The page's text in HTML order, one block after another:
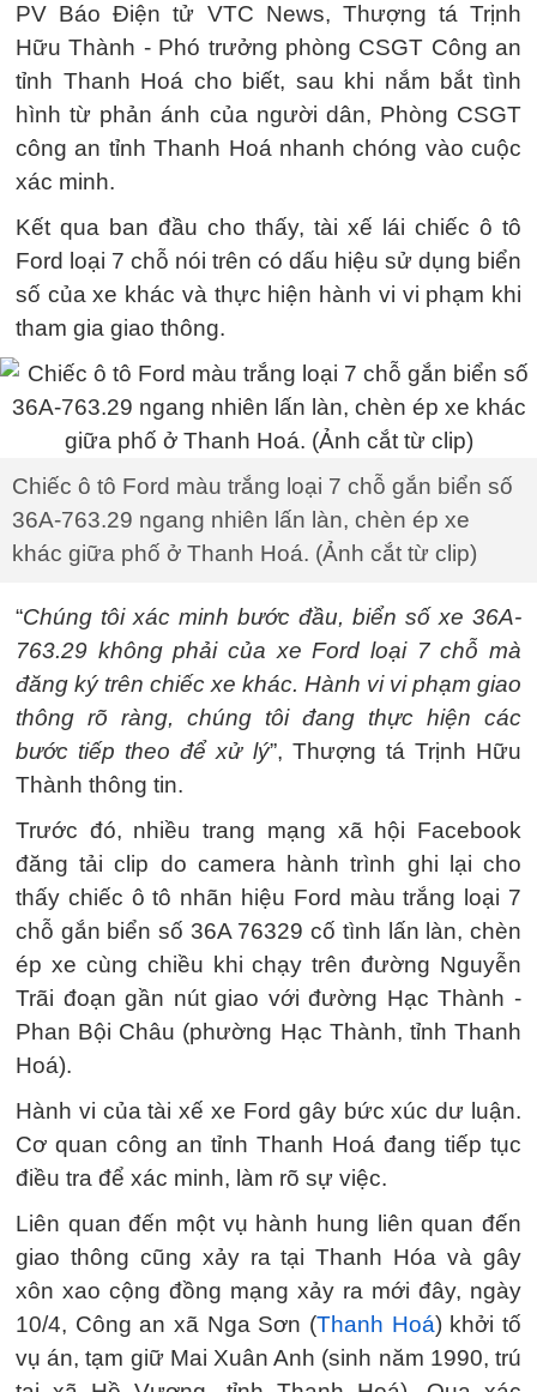
PV Báo Điện tử VTC News, Thượng tá Trịnh
Hữu Thành - Phó trưởng phòng CSGT Công an
tỉnh Thanh Hoá cho biết, sau khi nắm bắt tình
hình từ phản ánh của người dân, Phòng CSGT
công an tỉnh Thanh Hoá nhanh chóng vào cuộc
xác minh.
Kết qua ban đầu cho thấy, tài xế lái chiếc ô tô
Ford loại 7 chỗ nói trên có dấu hiệu sử dụng biển
số của xe khác và thực hiện hành vi vi phạm khi
tham gia giao thông.
Chiếc ô tô Ford màu trắng loại 7 chỗ gắn biển số
36A-763.29 ngang nhiên lấn làn, chèn ép xe
khác giữa phố ở Thanh Hoá. (Ảnh cắt từ clip)
“Chúng tôi xác minh bước đầu, biển số xe 36A-
763.29 không phải của xe Ford loại 7 chỗ mà
đăng ký trên chiếc xe khác. Hành vi vi phạm giao
thông rõ ràng, chúng tôi đang thực hiện các
bước tiếp theo để xử lý”, Thượng tá Trịnh Hữu
Thành thông tin.
Trước đó, nhiều trang mạng xã hội Facebook
đăng tải clip do camera hành trình ghi lại cho
thấy chiếc ô tô nhãn hiệu Ford màu trắng loại 7
chỗ gắn biển số 36A 76329 cố tình lấn làn, chèn
ép xe cùng chiều khi chạy trên đường Nguyễn
Trãi đoạn gần nút giao với đường Hạc Thành -
Phan Bội Châu (phường Hạc Thành, tỉnh Thanh
Hoá).
Hành vi của tài xế xe Ford gây bức xúc dư luận.
Cơ quan công an tỉnh Thanh Hoá đang tiếp tục
điều tra để xác minh, làm rõ sự việc.
Liên quan đến một vụ hành hung liên quan đến
giao thông cũng xảy ra tại Thanh Hóa và gây
xôn xao cộng đồng mạng xảy ra mới đây, ngày
10/4, Công an xã Nga Sơn (Thanh Hoá) khởi tố
vụ án, tạm giữ Mai Xuân Anh (sinh năm 1990, trú